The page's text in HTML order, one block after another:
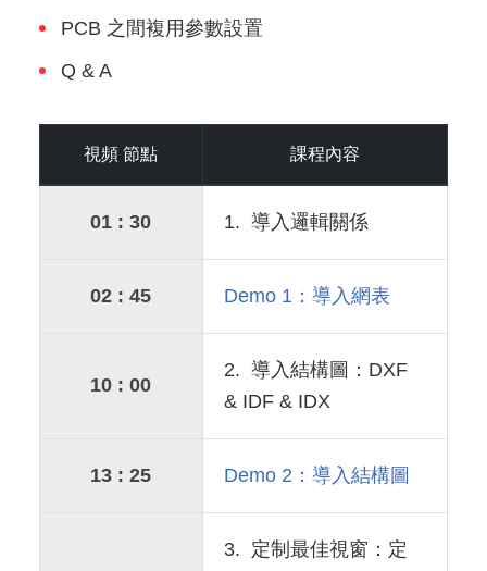
PCB 之間複用參數設置
Q & A
視頻 節點 課程內容
01 : 30 1. 導入邏輯關係
02 : 45 Demo 1：導入網表
10 : 00
2. 導入結構圖：DXF
& IDF & IDX
13 : 25 Demo 2：導入結構圖
3. 定制最佳視窗：定